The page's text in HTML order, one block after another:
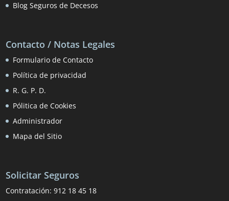
Blog Seguros de Decesos
Contacto / Notas Legales
Formulario de Contacto
Política de privacidad
R. G. P. D.
Pólitica de Cookies
Administrador
Mapa del Sitio
Solicitar Seguros
Contratación:912 18 45 18